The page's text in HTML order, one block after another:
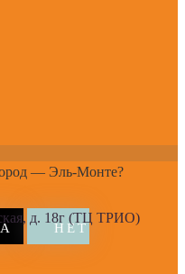
— Эль-Монте?
д. 18г (ТЦ ТРИО)